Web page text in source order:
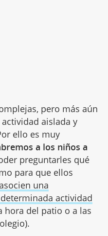
pero más aún
aislada y
ello es muy
a los niños a
preguntarles qué
para que ellos
asocien una
actividad
hora del patio o a las